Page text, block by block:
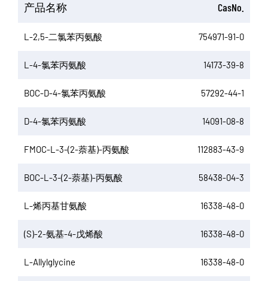
产品名称 CasNo.
L-2,5-二氯苯丙氨酸 754971-91-0
L-4-氯苯丙氨酸 14173-39-8
BOC-D-4-氯苯丙氨酸 57292-44-1
D-4-氯苯丙氨酸 14091-08-8
FMOC-L-3-(2-萘基)-丙氨酸 112883-43-9
BOC-L-3-(2-萘基)-丙氨酸 58438-04-3
L-烯丙基甘氨酸 16338-48-0
(S)-2-氨基-4-戊烯酸 16338-48-0
L-Allylglycine 16338-48-0